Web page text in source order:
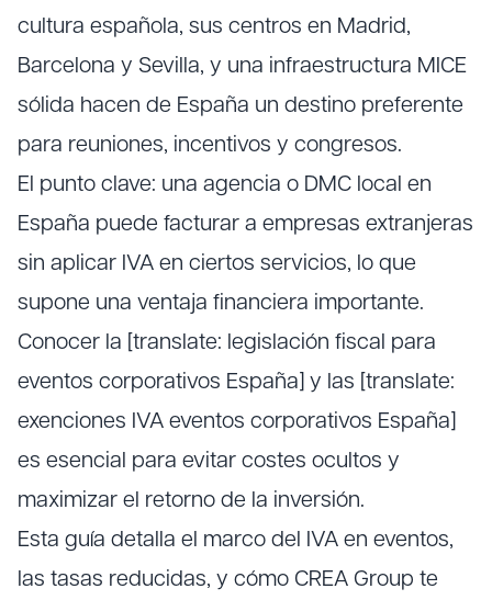
cultura española, sus centros en Madrid,
Barcelona y Sevilla, y una infraestructura MICE
sólida hacen de España un destino preferente
para reuniones, incentivos y congresos.
El punto clave: una agencia o DMC local en
España puede facturar a empresas extranjeras
sin aplicar IVA en ciertos servicios, lo que
supone una ventaja financiera importante.
Conocer la [translate: legislación fiscal para
eventos corporativos España] y las [translate:
exenciones IVA eventos corporativos España]
es esencial para evitar costes ocultos y
maximizar el retorno de la inversión.
Esta guía detalla el marco del IVA en eventos,
las tasas reducidas, y cómo CREA Group te